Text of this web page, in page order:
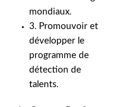
mondiaux.
3. Promouvoir et
développer le
programme de
détection de
talents.